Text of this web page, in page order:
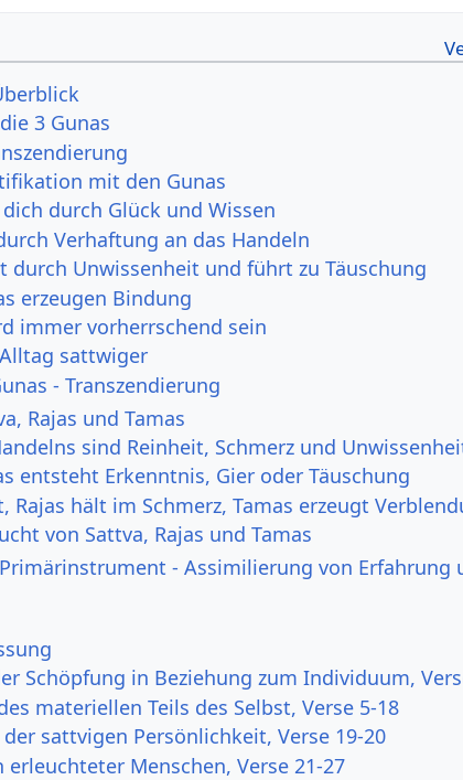
3 Gunas
mit den Gunas
durch Glück und Wissen
Verhaftung an das Handeln
durch Unwissenheit und führt zu Täuschung
erzeugen Bindung
immer vorherrschend sein
sattwiger
- Transzendierung
Rajas und Tamas
sind Reinheit, Schmerz und
entsteht Erkenntnis, Gier oder Täuschung
Rajas hält im Schmerz, Tamas erzeugt
von Sattva, Rajas und Tamas
- Assimilierung von Erfahrung
Schöpfung in Beziehung zum Individuum,
materiellen Teils des Selbst, Verse 5-18
sattvigen Persönlichkeit, Verse 19-20
erleuchteter Menschen, Verse 21-27